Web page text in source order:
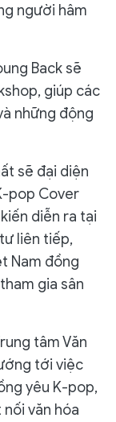
người hâm
Back sẽ
giúp các
những động
sẽ đại diện
pop Cover
diễn ra tại
liên tiếp,
Nam đồng
gia sân
tâm Văn
tới việc
yêu K-pop,
văn hóa